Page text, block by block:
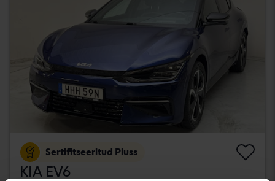
Sertifitseeritud Pluss
KIA EV6